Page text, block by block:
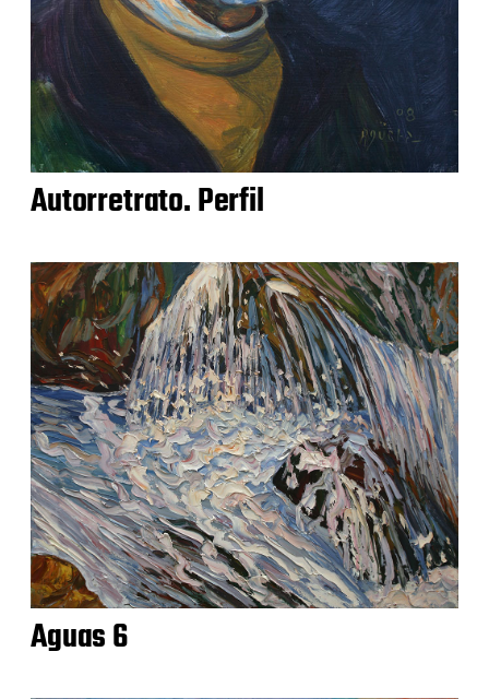
Autorretrato. Perfil
Aguas 6